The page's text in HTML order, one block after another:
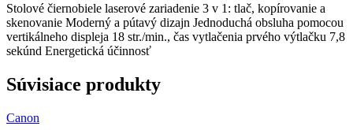
Stolové čiernobiele laserové zariadenie 3 v 1: tlač, kopírovanie a
skenovanie Moderný a pútavý dizajn Jednoduchá obsluha pomocou
vertikálneho displeja 18 str./min., čas vytlačenia prvého výtlačku 7,8
sekúnd Energetická účinnosť
Súvisiace produkty
Canon